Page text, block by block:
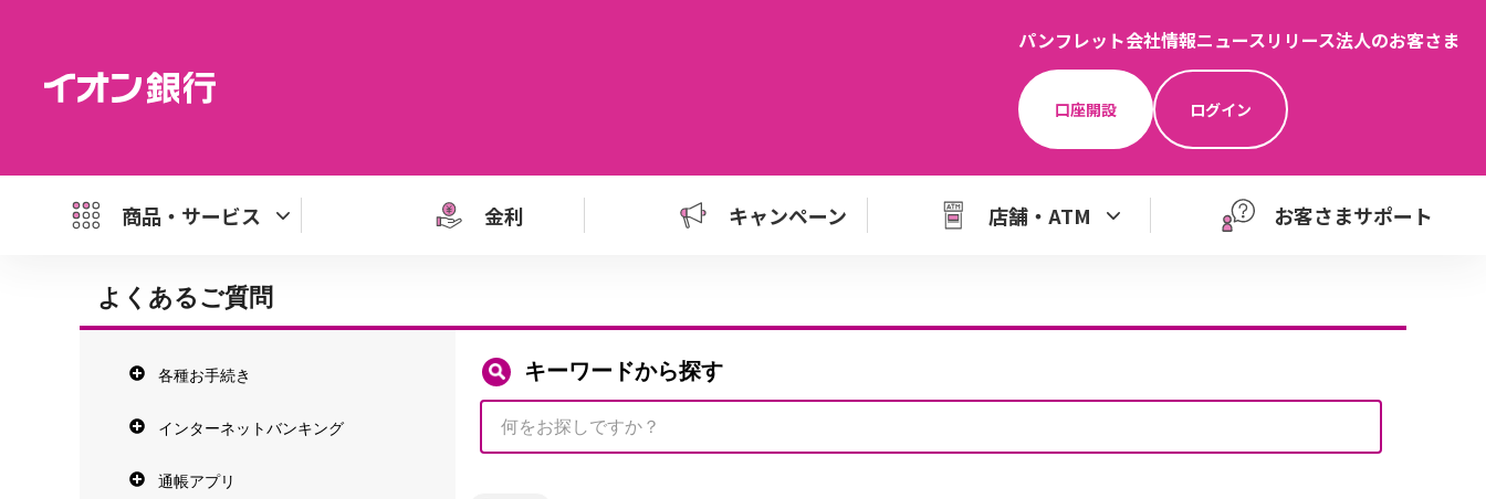
パンフレット会社情報ニュースリリース法人のお客さま
口座開設 ログイン
商品・サービス 金利 キャンペーン 店舗・ATM お客さまサポート
よくあるご質問
各種お手続き
インターネットバンキング
通帳アプリ
キーワードから探す